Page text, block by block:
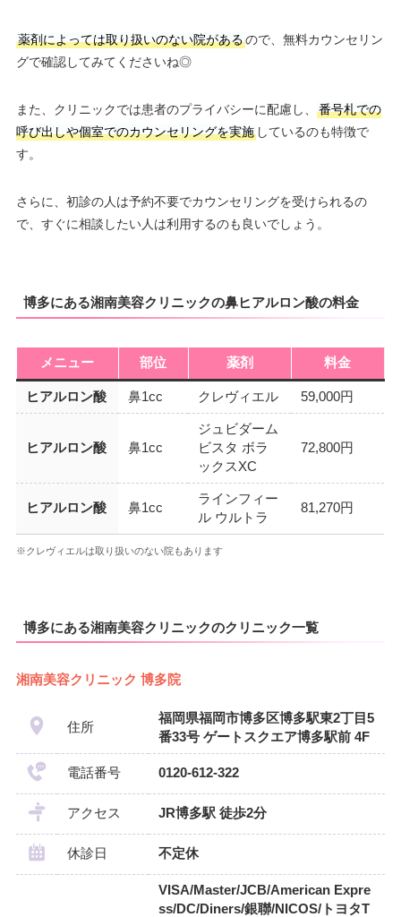
薬剤によっては取り扱いのない院があるので、無料カウンセリン
グで確認してみてくださいね◎
また、クリニックでは患者のプライバシーに配慮し、
番号札での
呼び出しや個室でのカウンセリングを実施しているのも特徴で
す。
さらに、初診の人は予約不要でカウンセリングを受けられるの
で、すぐに相談したい人は利用するのも良いでしょう。
博多にある湘南美容クリニックの鼻ヒアルロン酸の料金
メニュー 部位 薬剤 料金
ヒアルロン酸 鼻1cc クレヴィエル 59,000円
ヒアルロン酸 鼻1cc
ジュビダーム
ビスタ ボラ
ックスXC
72,800円
ヒアルロン酸 鼻1cc
ラインフィー
ル ウルトラ
81,270円
※クレヴィエルは取り扱いのない院もあります
博多にある湘南美容クリニックのクリニック一覧
湘南美容クリニック 博多院
住所
福岡県福岡市博多区博多駅東2丁目5
番33号 ゲートスクエア博多駅前 4F
電話番号 0120-612-322
アクセス JR博多駅 徒歩2分
休診日 不定休
VISA/Master/JCB/American Expre
ss/DC/Diners/銀聯/NICOS/トヨタT